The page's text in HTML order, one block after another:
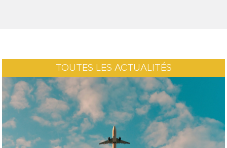
TOUTES LES ACTUALITÉS